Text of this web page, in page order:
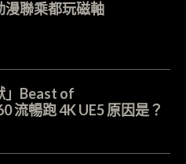
漫聯乘都玩磁軸
」Beast of
暢跑 4K UE5 原因是？